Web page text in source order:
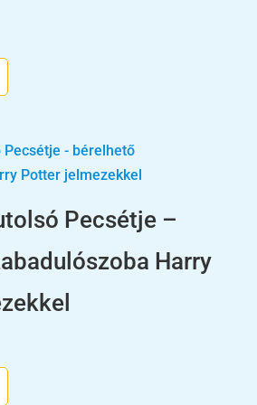
Pecsétje –
Harry